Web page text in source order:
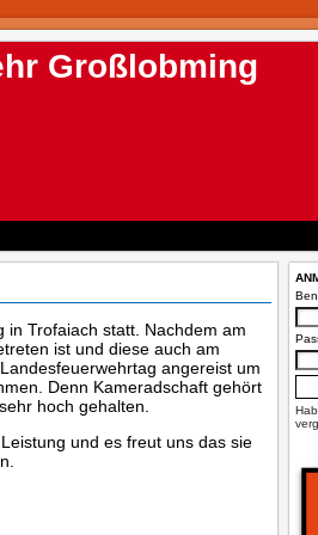
Großlobming
Trofaiach statt. Nachdem am
ist und diese auch am
angereist um
Denn Kameradschaft gehört
hoch gehalten.
und es freut uns das sie